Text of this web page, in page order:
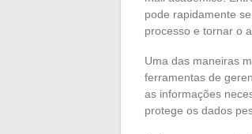
pode rapidamente
processo e tornar o
Uma das maneiras
ferramentas de
as informações
protege os dados